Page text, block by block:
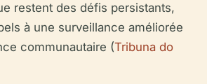
restent des défis persistants,
à une surveillance améliorée
communautaire (Tribuna do